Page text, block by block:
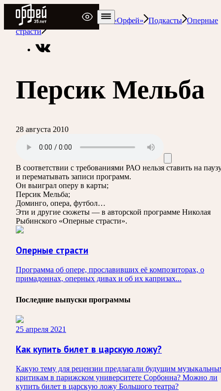
Радио Орфей
Радио классической музыки «Орфей»
Подкасты Оперные
страсти
Персик Мельба
28 августа 2010
В соответствии с требованиями РАО нельзя ставить на
и перематывать записи программ.
Он выиграл оперу в карты;
Персик Мельба;
Доминго, опера, футбол…
Эти и другие сюжеты — в авторской программе Николая
Рыбинского «Оперные страсти».
Оперные страсти
Программа об опере, прославивших её композиторах, о
примадоннах, оперных дивах и об их капризах...
Последние выпуски программы
25 апреля 2021
Как купить билет в царскую ложу?
Какую тему для рецензии предлагали будущим
критикам в парижском университете Сорбонна? Можно ли
купить билет в царскую ложу Большого театра?